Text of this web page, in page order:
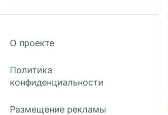
О проекте
Политика
конфиденциальности
Размещение рекламы